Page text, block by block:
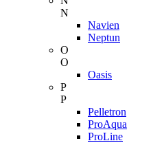
N
Navien
Neptun
O
O
Oasis
P
P
Pelletron
ProAqua
ProLine